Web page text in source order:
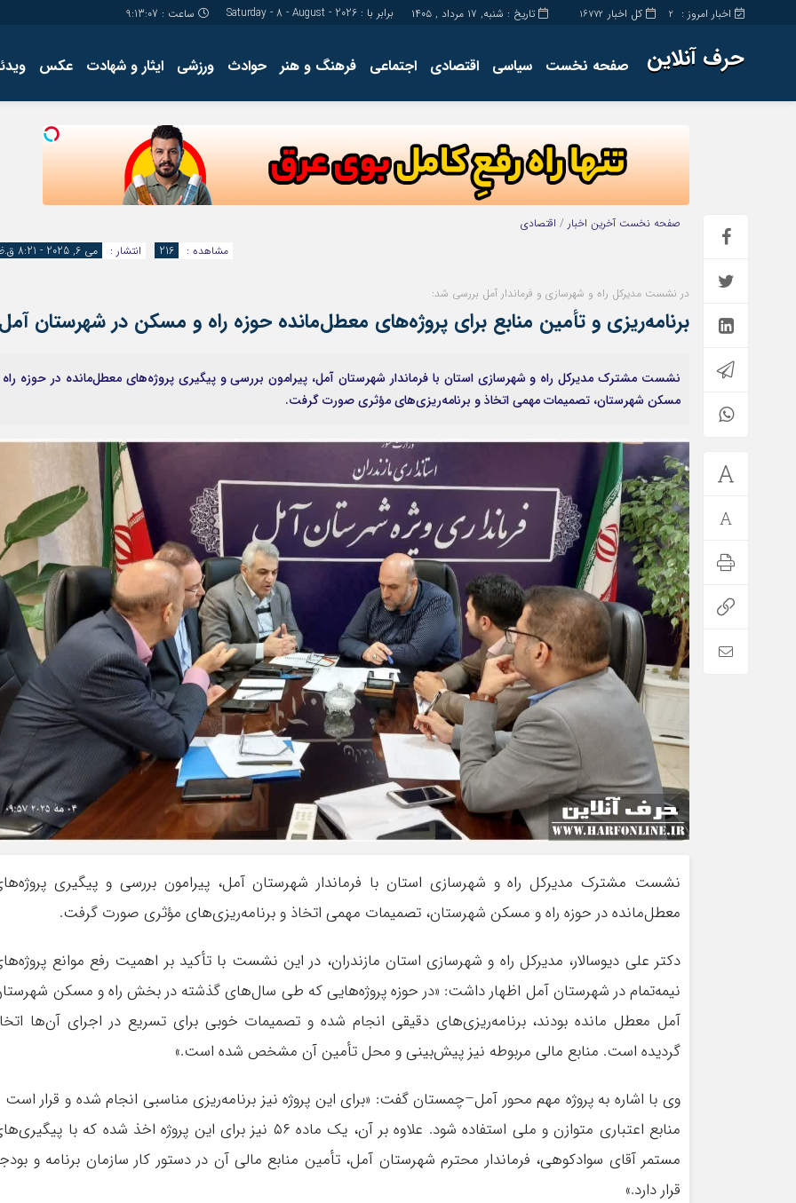
کل اخبار 16772 اخبار امروز : 2 تاریخ : شنبه, ۱۷ مرداد , ۱۴۰۵ برابر با : Saturday - 8 - August - 2026 ساعت : 9:13:07
حرف آنلاین صفحه نخست سیاسی اقتصادی اجتماعی فرهنگ و هنر حوادث ورزشی ایثار و شهادت عکس
کارگاه
تولید
مجله ای
صفحه نخست آخرین اخبار / اقتصادی
انتشار :
می 6, 2025 - 8:21 ق.ظ مشاهده : 216
در نشست مدیرکل راه و شهرسازی و فرماندار آمل بررسی شد:
برنامه‌ریزی و تأمین منابع برای پروژه‌های معطل‌مانده حوزه راه و مسکن در شهرستان آمل
نشست مشترک مدیرکل راه و شهرسازی استان با فرماندار شهرستان آمل، پیرامون بررسی و پیگیری پروژه‌های معطل‌مانده در حوزه
مسکن شهرستان، تصمیمات مهمی اتخاذ و برنامه‌ریزی‌های مؤثری صورت گرفت.
نشست مشترک مدیرکل راه و شهرسازی استان با فرماندار شهرستان آمل، پیرامون بررسی و پیگیری
معطل‌مانده در حوزه راه و مسکن شهرستان، تصمیمات مهمی اتخاذ و برنامه‌ریزی‌های مؤثری صورت گرفت.
دکتر علی دیوسالار، مدیرکل راه و شهرسازی استان مازندران، در این نشست با تأکید بر اهمیت رفع موانع
نیمه‌تمام در شهرستان آمل اظهار داشت: «در حوزه پروژه‌هایی که طی سال‌های گذشته در بخش راه و مسکن
آمل معطل مانده بودند، برنامه‌ریزی‌های دقیقی انجام شده و تصمیمات خوبی برای تسریع در اجرای آن‌ها
گردیده است. منابع مالی مربوطه نیز پیش‌بینی و محل تأمین آن مشخص شده است.»
وی با اشاره به پروژه مهم محور آمل–چمستان گفت: «برای این پروژه نیز برنامه‌ریزی مناسبی انجام شده و قرار است
منابع اعتباری متوازن و ملی استفاده شود. علاوه بر آن، یک ماده ۵۶ نیز برای این پروژه اخذ شده که با
مستمر آقای سوادکوهی، فرماندار محترم شهرستان آمل، تأمین منابع مالی آن در دستور کار سازمان برنامه و
قرار دارد.»